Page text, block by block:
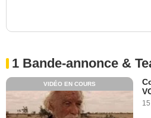
1 Bande-annonce &
VIDÉO EN COURS